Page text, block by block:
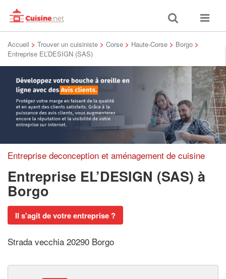
Toggle
search
Toggle
Accueil > Trouver un cuisiniste > Corse > Haute-Corse > Borgo >
Entreprise EL’DESIGN (SAS)
Entreprise deconception et aménagement de cuisine
Entreprise EL’DESIGN (SAS) à
Borgo
Il s'agit de votre entreprise ?
Strada vecchia 20290 Borgo